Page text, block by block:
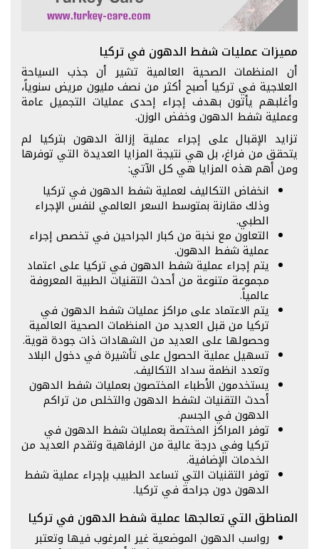
مميزات عمليات شفط الدهون في تركيا
أن المنظمات الصحية العالمية تشير أن جذب السياحة
العلاجية في تركيا أصبح أكثر من نصف مليون مريض سنوياً،
وأغلبهم يأتون بهدف إجراء إحدى عمليات التجميل عامة
وعملية شفط الدهون وخفض الوزن.
تزايد الإقبال على إجراء عملية إزالة الدهون بتركيا لم
يتحقق من فراغ، بل هي نتيجة المزايا العديدة التي توفرها
ومن أهم هذه المزايا هي كل الآتي:
انخفاض التكاليف لعملية شفط الدهون في تركيا
وذلك مقارنة بمتوسط السعر العالمي لنفس الإجراء
الطبي.
التعاون مع نخبة من كبار الجراحين في تخصص إجراء
عملية شفط الدهون.
يتم إجراء عملية شفط الدهون في تركيا على اعتماد
مجموعة متنوعة من أحدث التقنيات الطبية المعروفة
عالمياً.
يتم الاعتماد على مراكز عمليات شفط الدهون في
تركيا من قبل العديد من المنظمات الصحية العالمية
وحصولها على العديد من الشهادات ذات جودة قوية.
تسهيل عملية الحصول على تأشيرة في دخول البلاد
وتعدد انظمة سداد التكاليف.
يستخدمون الأطباء المختصون بعمليات شفط الدهون
أحدث التقنيات لشفط الدهون والتخلص من تراكم
الدهون في الجسم.
توفر المراكز المختصة بعمليات شفط الدهون في
تركيا وفي درجة عالية من الرفاهية وتقدم العديد من
الخدمات الإضافية.
توفر التقنيات التي تساعد الطبيب بإجراء عملية شفط
الدهون دون جراحة في تركيا.
المناطق التي تعالجها عملية شفط الدهون في تركيا
رواسب الدهون الموضعية غير المرغوب فيها وتعتبر